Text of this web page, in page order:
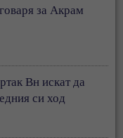
за Акрам
Вн искат да
си ход